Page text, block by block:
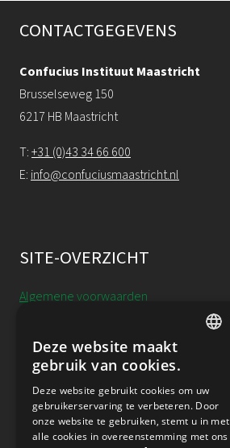
CONTACTGEGEVENS
Confucius Instituut Maastricht
Brusselseweg 150
6217 HB Maastricht
T:+31 (0)43 34 66 600
E:info@confuciusmaastricht.nl
SITE-OVERZICHT
Algemene voorwaarden
Annulering, uitstel & resitutie
Privacy
Deze website maakt
gebruik van cookies.
Deze website gebruikt cookies om uw
gebruikerservaring te verbeteren. Door
onze website te gebruiken, stemt u in met
alle cookies in overeenstemming met ons